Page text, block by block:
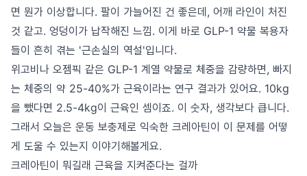
면 뭔가 이상합니다. 팔이 가늘어진 건 좋은데, 어깨 라인이 처진
것 같고. 엉덩이가 납작해진 느낌. 이게 바로 GLP-1 약물 복용자
들이 흔히 겪는 '근손실의 역설'입니다.
위고비나 오젬픽 같은 GLP-1 계열 약물로 체중을 감량하면, 빠지
는 체중의 약 25-40%가 근육이라는 연구 결과가 있어요. 10kg
을 뺐다면 2.5-4kg이 근육인 셈이죠. 이 숫자, 생각보다 큽니다.
그래서 오늘은 운동 보충제로 익숙한 크레아틴이 이 문제를 어떻
게 도울 수 있는지 이야기해볼게요.
크레아틴이 뭐길래 근육을 지켜준다는 걸까